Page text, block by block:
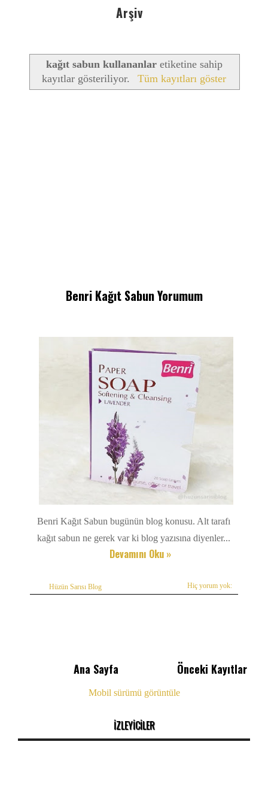
Arşiv
kağıt sabun kullananlaretiketine sahip
kayıtlar gösteriliyor.
Tüm kayıtları göster
Benri Kağıt Sabun Yorumum
Benri Kağıt Sabun bugünün blog konusu. Alt tarafı
kağıt sabun ne gerek var ki blog yazısına diyenler...
Devamını Oku »
Hüzün Sarısı Blog Hiç yorum yok:
Önceki Kayıtlar
Ana Sayfa
Mobil sürümü görüntüle
İZLEYİCİLER